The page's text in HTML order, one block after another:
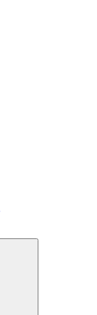
политики,